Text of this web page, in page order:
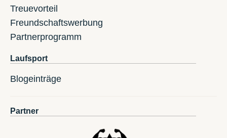
Treuevorteil
Freundschaftswerbung
Partnerprogramm
Laufsport
Blogeinträge
Partner